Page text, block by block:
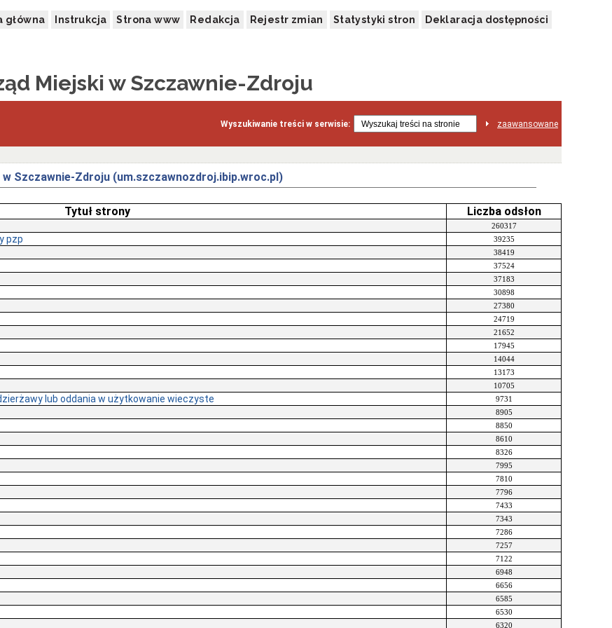
główna Instrukcja Strona www Redakcja Rejestr zmian Statystyki stron Deklaracja dostępności
Miejski w Szczawnie-Zdroju
Wyszukiwanie treści w serwisie: zaawansowane
Szczawnie-Zdroju (um.szczawnozdroj.ibip.wroc.pl)
Tytuł strony Liczba odsłon
260317
pzp
39235
38419
37524
37183
30898
27380
24719
21652
17945
14044
13173
10705
lub oddania w użytkowanie wieczyste
9731
8905
8850
8610
8326
7995
7810
7796
7433
7343
7286
7257
7122
6948
6656
6585
6530
6320